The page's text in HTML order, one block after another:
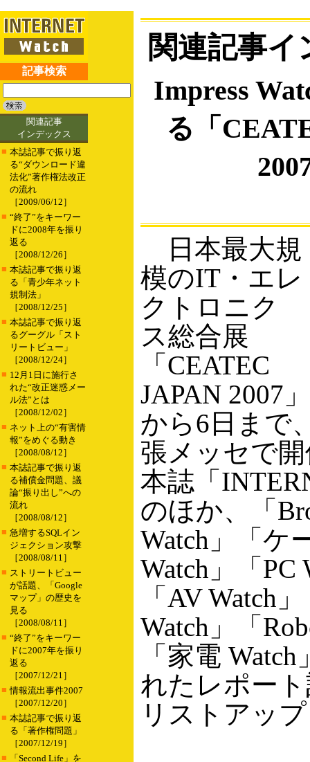
記事検索
関連記事
インデックス
■ 本誌記事で振り返
る“ダウンロード違
法化”著作権法改正
の流れ
［2009/06/12］
■ “終了”をキーワー
ドに2008年を振り
返る
［2008/12/26］
■ 本誌記事で振り返
る「青少年ネット
規制法」
［2008/12/25］
■ 本誌記事で振り返
るグーグル「スト
リートビュー」
［2008/12/24］
■ 12月1日に施行さ
れた“改正迷惑メー
ル法”とは
［2008/12/02］
■ ネット上の“有害情
報”をめぐる動き
［2008/08/12］
■ 本誌記事で振り返
る補償金問題、議
論“振り出し”への
流れ
［2008/08/12］
■ 急増するSQLイン
ジェクション攻撃
［2008/08/11］
■ ストリートビュー
が話題、「Google
マップ」の歴史を
見る
［2008/08/11］
■ “終了”をキーワー
ドに2007年を振り
返る
［2007/12/21］
■ 情報流出事件2007
［2007/12/20］
■ 本誌記事で振り返
る「著作権問題」
［2007/12/19］
■
「Second Life」を
関連記事
Impress
る「
日本最大規
模のIT・エレ
クトロニク
ス総合展
「CEATEC
JAPAN 2007
から6日まで
張メッセで
本誌「
のほか、「
Watch」「ケ
Watch」「PC
「AV Watch
Watch」「
「家電
れたレポー
リストアッ